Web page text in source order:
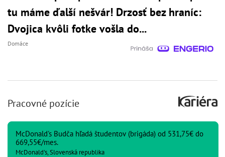
tu máme ďalší nešvár! Drzosť bez hraníc:
Dvojica kvôli fotke vošla do...
Domáce
Pracovné pozície
McDonald's Budča hľadá študentov (brigáda) od 531,75€ do
669,55€/mes.
McDonald's, Slovenská republika